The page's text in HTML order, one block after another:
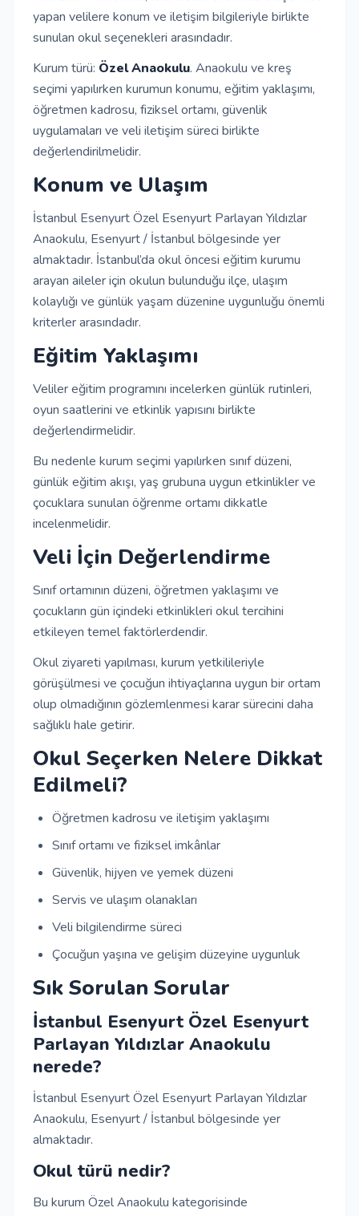
yapan velilere konum ve iletişim bilgileriyle birlikte
sunulan okul seçenekleri arasındadır.
Kurum türü: Özel Anaokulu. Anaokulu ve kreş
seçimi yapılırken kurumun konumu, eğitim yaklaşımı,
öğretmen kadrosu, fiziksel ortamı, güvenlik
uygulamaları ve veli iletişim süreci birlikte
değerlendirilmelidir.
Konum ve Ulaşım
İstanbul Esenyurt Özel Esenyurt Parlayan Yıldızlar
Anaokulu, Esenyurt / İstanbul bölgesinde yer
almaktadır. İstanbul’da okul öncesi eğitim kurumu
arayan aileler için okulun bulunduğu ilçe, ulaşım
kolaylığı ve günlük yaşam düzenine uygunluğu önemli
kriterler arasındadır.
Eğitim Yaklaşımı
Veliler eğitim programını incelerken günlük rutinleri,
oyun saatlerini ve etkinlik yapısını birlikte
değerlendirmelidir.
Bu nedenle kurum seçimi yapılırken sınıf düzeni,
günlük eğitim akışı, yaş grubuna uygun etkinlikler ve
çocuklara sunulan öğrenme ortamı dikkatle
incelenmelidir.
Veli İçin Değerlendirme
Sınıf ortamının düzeni, öğretmen yaklaşımı ve
çocukların gün içindeki etkinlikleri okul tercihini
etkileyen temel faktörlerdendir.
Okul ziyareti yapılması, kurum yetkilileriyle
görüşülmesi ve çocuğun ihtiyaçlarına uygun bir ortam
olup olmadığının gözlemlenmesi karar sürecini daha
sağlıklı hale getirir.
Okul Seçerken Nelere Dikkat
Edilmeli?
Öğretmen kadrosu ve iletişim yaklaşımı
Sınıf ortamı ve fiziksel imkânlar
Güvenlik, hijyen ve yemek düzeni
Servis ve ulaşım olanakları
Veli bilgilendirme süreci
Çocuğun yaşına ve gelişim düzeyine uygunluk
Sık Sorulan Sorular
İstanbul Esenyurt Özel Esenyurt
Parlayan Yıldızlar Anaokulu
nerede?
İstanbul Esenyurt Özel Esenyurt Parlayan Yıldızlar
Anaokulu, Esenyurt / İstanbul bölgesinde yer
almaktadır.
Okul türü nedir?
Bu kurum Özel Anaokulu kategorisinde